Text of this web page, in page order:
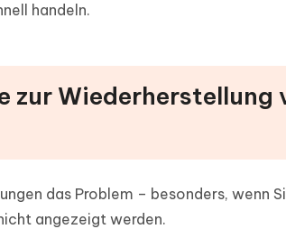
handeln.
zur
das Problem – besonders, wenn
angezeigt werden.